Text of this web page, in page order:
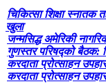
चिकित्सा शिक्षा
खुला
जन्मसिद्ध अमेरिकी
गुणस्तर परिषद्को बैठक:
करदाता प्रोत्साहन
करदाता प्रोत्साहन